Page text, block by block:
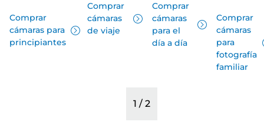
Comprar
cámaras para
principiantes
Comprar
cámaras
de viaje
Comprar
cámaras
para el
día a día
Comprar
cámaras
para
fotografía
familiar
1 / 2